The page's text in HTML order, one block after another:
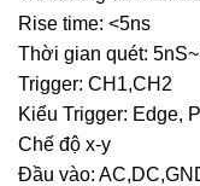
Rise time: <5ns
Thời gian quét:
Trigger: CH1,CH2
Kiểu Trigger: Edge,
Chế độ x-y
Đầu vào: